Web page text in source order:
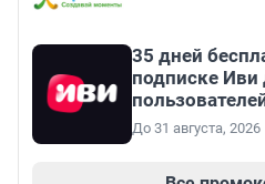
35 дней
подписке
До 31 августа, 2026